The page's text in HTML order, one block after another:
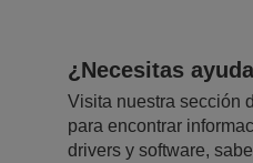
¿Necesitas
Visita nuestra sección
para encontrar
drivers y software,